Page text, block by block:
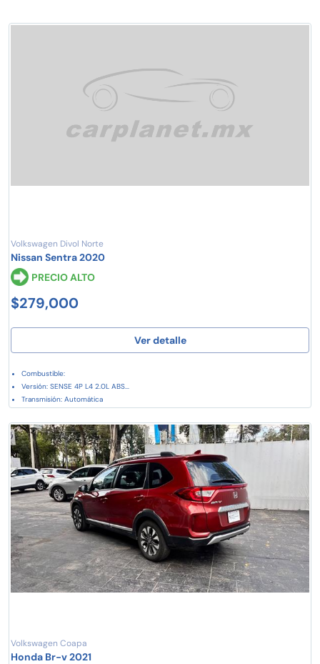
Volkswagen Divol Norte
Nissan Sentra 2020
PRECIO ALTO
$279,000
Ver detalle
Combustible:
Versión: SENSE 4P L4 2.0L ABS...
Transmisión: Automática
Volkswagen Coapa
Honda Br-v 2021